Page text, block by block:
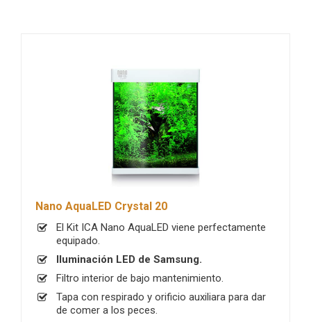
Nano AquaLED Crystal 20
El Kit ICA Nano AquaLED viene perfectamente
equipado.
Iluminación LED de Samsung.
Filtro interior de bajo mantenimiento.
Tapa con respirado y orificio auxiliara para dar
de comer a los peces.